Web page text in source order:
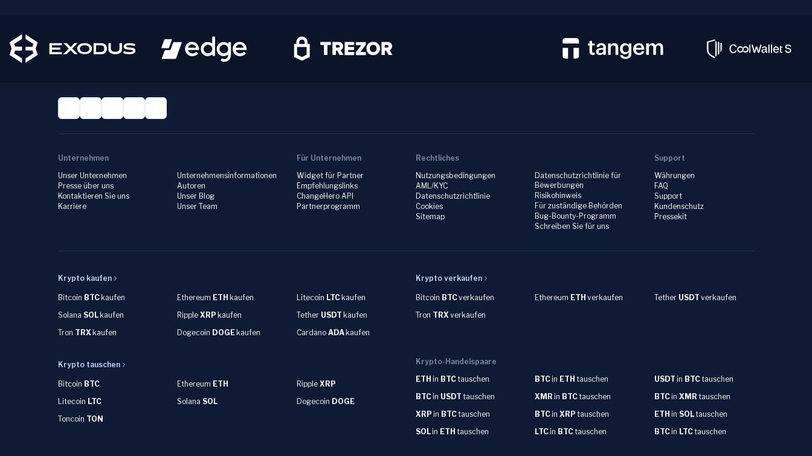
Unternehmen
Unser Unternehmen
Presse über uns
Kontaktieren Sie uns
Karriere
Unternehmensinformationen
Autoren
Unser Blog
Unser Team
Für Unternehmen
Widget für Partner
Empfehlungslinks
ChangeHero API
Partnerprogramm
Rechtliches
Nutzungsbedingungen
AML/KYC
Datenschutzrichtlinie
Cookies
Sitemap
Datenschutzrichtlinie für
Bewerbungen
Risikohinweis
Für zuständige Behörden
Bug-Bounty-Programm
Schreiben Sie für uns
Support
Währungen
FAQ
Support
Kundenschutz
Pressekit
Krypto kaufen
Bitcoin BTC kaufen Ethereum ETH kaufen Litecoin LTC kaufen
Solana SOL kaufen RippleXRP kaufen Tether USDT kaufen
Tron TRX kaufen Dogecoin DOGE kaufen Cardano ADA kaufen
Krypto verkaufen
Bitcoin BTCverkaufen Ethereum ETHverkaufen Tether USDT verkaufen
Tron TRXverkaufen
Krypto tauschen
Bitcoin BTC Ethereum ETH Ripple XRP
Litecoin LTC SolanaSOL Dogecoin DOGE
Toncoin TON
Krypto-Handelspaare
ETH in BTCtauschen BTCin ETHtauschen USDT in BTCtauschen
BTCin USDT tauschen XMRin BTCtauschen BTCin XMR tauschen
XRP in BTCtauschen BTCinXRPtauschen ETH in SOLtauschen
SOLin ETH tauschen LTCin BTCtauschen BTCin LTCtauschen